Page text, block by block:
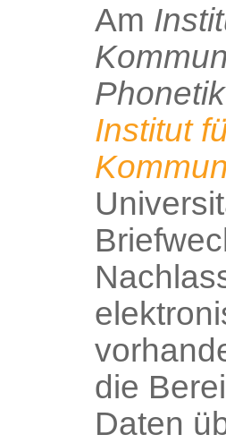
Am
Phonetik
Institut
die
Daten